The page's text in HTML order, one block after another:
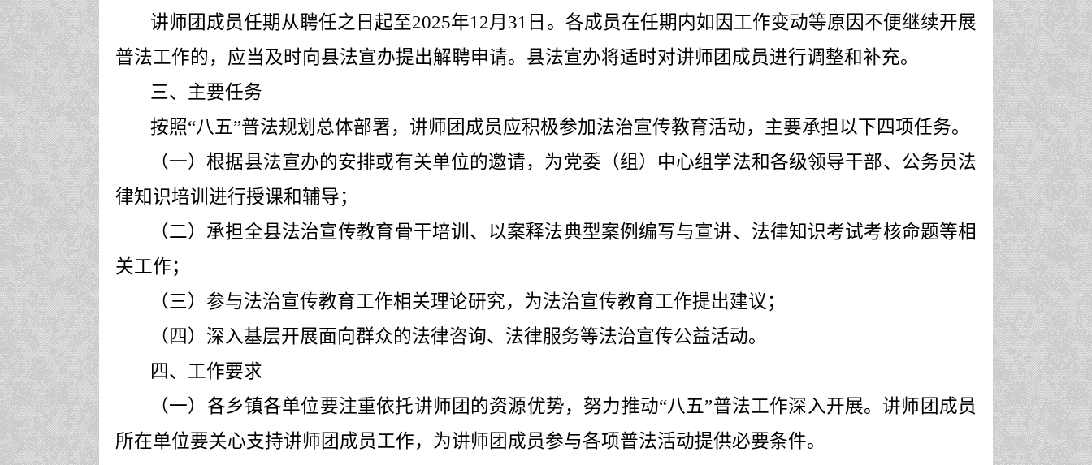
讲师团成员任期从聘任之日起至2025年12月 31 日。各成员在任期内如因工作变动等原因不便继续开展
普法工作的，应当及时向县法宣办提出解聘申请。县法宣办将适时对讲师团成员进行调整和补充。
三、主要任务
按照“八五”普法规划总体部署，讲师团成员应积极参加法治宣传教育活动，主要承担以下四项任务。
（一）根据县法宣办的安排或有关单位的邀请，为党委（组）中心组学法和各级领导干部、公务员法
律知识培训进行授课和辅导；
（二）承担全县法治宣传教育骨干培训、以案释法典型案例编写与宣讲、法律知识考试考核命题等相
关工作；
（三）参与法治宣传教育工作相关理论研究，为法治宣传教育工作提出建议；
（四）深入基层开展面向群众的法律咨询、法律服务等法治宣传公益活动。
四、工作要求
（一）各乡镇各单位要注重依托讲师团的资源优势，努力推动“八五”普法工作深入开展。讲师团成员
所在单位要关心支持讲师团成员工作，为讲师团成员参与各项普法活动提供必要条件。